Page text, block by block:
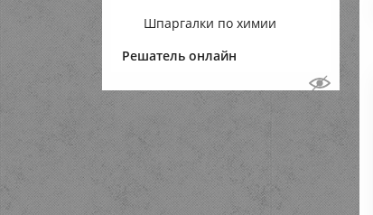
Шпаргалки по химии
Решатель онлайн